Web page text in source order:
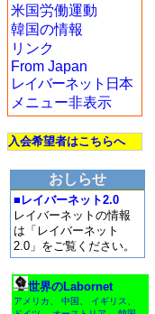
米国労働運動
韓国の情報
リンク
From Japan
レイバーネット日本
メニュー非表示
入会希望者はこちらへ
おしらせ
■レイバーネット2.0
レイバーネットの情報
は「レイバーネット
2.0」をご覧ください。
世界のLabornet
アメリカ 中国 イギリス